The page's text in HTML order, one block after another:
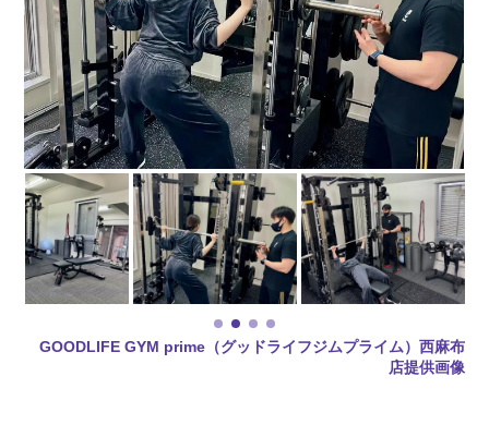
GOODLIFE GYM prime（グッドライフジムプライム）西麻布
店提供画像